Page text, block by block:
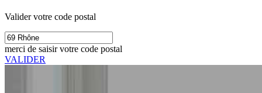
Valider votre code postal
merci de saisir votre code postal
VALIDER